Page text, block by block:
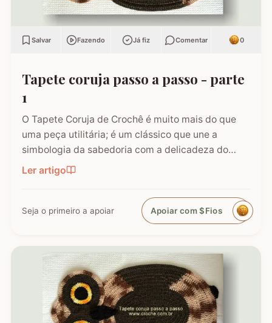
Salvar Fazendo Já fiz Comentar 0
Tapete coruja passo a passo - parte
1
O Tapete Coruja de Crochê é muito mais do que
uma peça utilitária; é um clássico que une a
simbologia da sabedoria com a delicadeza do
feito à mão. Embora a coruja real consiga girar o
pescoço em 270°, a nossa versão em crochê é
ainda mais versátil: podemos criá-la em todas as
cores e estilos,…
Ler artigo
Seja o primeiro a apoiar Apoiar com $Fios